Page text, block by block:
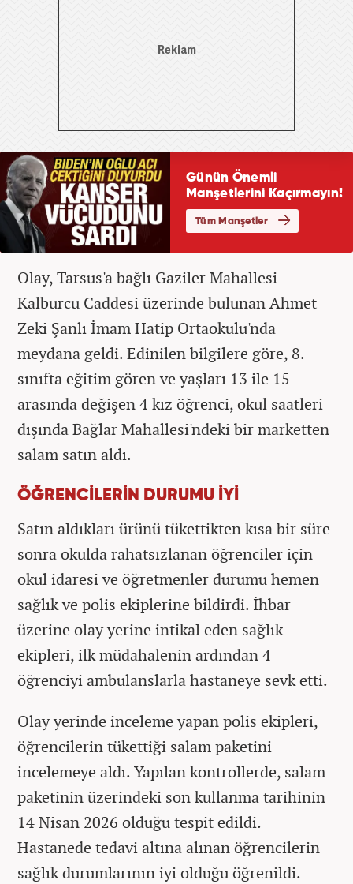
Olay, Tarsus'a bağlı Gaziler Mahallesi
Kalburcu Caddesi üzerinde bulunan Ahmet
Zeki Şanlı İmam Hatip Ortaokulu'nda
meydana geldi. Edinilen bilgilere göre, 8.
sınıfta eğitim gören ve yaşları 13 ile 15
arasında değişen 4 kız öğrenci, okul saatleri
dışında Bağlar Mahallesi'ndeki bir marketten
salam satın aldı.
ÖĞRENCİLERİN DURUMU İYİ
Satın aldıkları ürünü tükettikten kısa bir süre
sonra okulda rahatsızlanan öğrenciler için
okul idaresi ve öğretmenler durumu hemen
sağlık ve polis ekiplerine bildirdi. İhbar
üzerine olay yerine intikal eden sağlık
ekipleri, ilk müdahalenin ardından 4
öğrenciyi ambulanslarla hastaneye sevk etti.
Olay yerinde inceleme yapan polis ekipleri,
öğrencilerin tükettiği salam paketini
incelemeye aldı. Yapılan kontrollerde, salam
paketinin üzerindeki son kullanma tarihinin
14 Nisan 2026 olduğu tespit edildi.
Hastanede tedavi altına alınan öğrencilerin
sağlık durumlarının iyi olduğu öğrenildi.